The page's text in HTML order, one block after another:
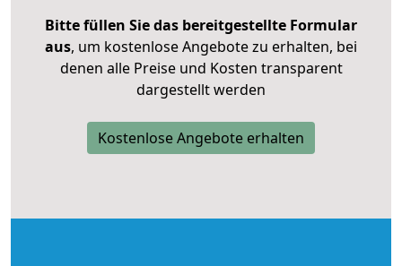
Bitte füllen Sie das bereitgestellte Formular
aus, um kostenlose Angebote zu erhalten, bei
denen alle Preise und Kosten transparent
dargestellt werden
Kostenlose Angebote erhalten